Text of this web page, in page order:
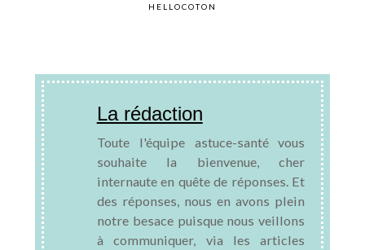
HELLOCOTON
La rédaction
Toute l'équipe astuce-santé vous
souhaite la bienvenue, cher
internaute en quête de réponses. Et
des réponses, nous en avons plein
notre besace puisque nous veillons
à communiquer, via les articles